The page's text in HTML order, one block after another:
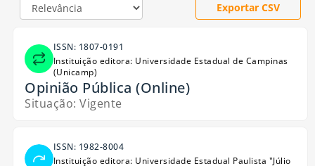
Exportar CSV
ISSN: 1807-0191
Instituição editora: Universidade Estadual de Campinas
(Unicamp)
Opinião Pública (Online)
Situação: Vigente
ISSN: 1982-8004
Instituição editora: Universidade Estadual Paulista "Júlio